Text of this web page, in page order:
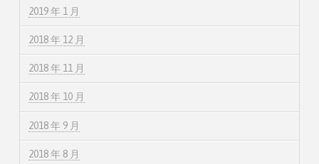
2019 年 1 月
2018 年 12 月
2018 年 11 月
2018 年 10 月
2018 年 9 月
2018 年 8 月